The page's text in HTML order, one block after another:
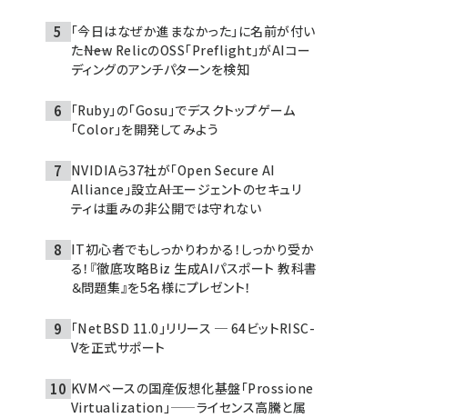
「今日はなぜか進まなかった」に名前が付い
た――New RelicのOSS「Preflight」がAIコー
ディングのアンチパターンを検知
「Ruby」の「Gosu」でデスクトップゲーム
「Color」を開発してみよう
NVIDIAら37社が「Open Secure AI
Alliance」設立――AIエージェントのセキュリ
ティは重みの非公開では守れない
IT初心者でもしっかりわかる！しっかり受か
る！『徹底攻略Biz 生成AIパスポート 教科書
＆問題集』を5名様にプレゼント！
「NetBSD 11.0」リリース ─ 64ビットRISC-
Vを正式サポート
KVMベースの国産仮想化基盤「Prossione
Virtualization」——ライセンス高騰と属